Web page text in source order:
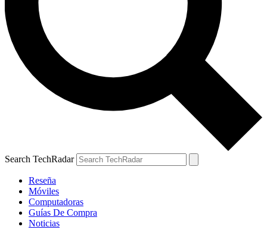
Search TechRadar
Reseña
Móviles
Computadoras
Guías De Compra
Noticias